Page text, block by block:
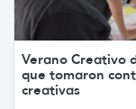
Verano Creativo
que tomaron
creativas